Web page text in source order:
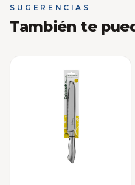
SUGERENCIAS
También te